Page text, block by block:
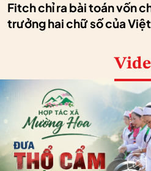
Fitch chỉ ra bài toán vốn
trưởng hai chữ số của